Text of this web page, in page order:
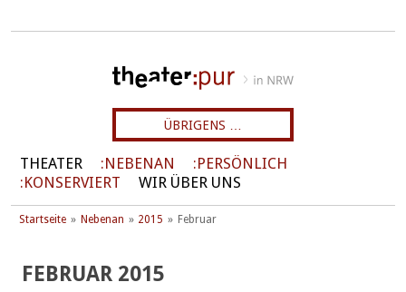
ÜBRIGENS …
THEATER NEBENAN
PERSÖNLICH
KONSERVIERT
WIR ÜBER UNS
Startseite Nebenan 2015 Februar
FEBRUAR 2015